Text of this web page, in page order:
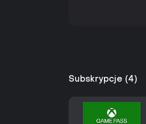
Subskrypcje (4)